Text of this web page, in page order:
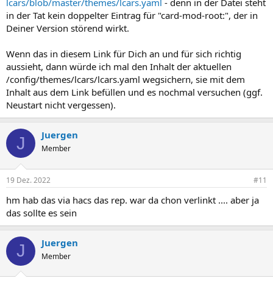
lcars/blob/master/themes/lcars.yaml - denn in der Datei steht
in der Tat kein doppelter Eintrag für "card-mod-root:", der in
Deiner Version störend wirkt.
Wenn das in diesem Link für Dich an und für sich richtig
aussieht, dann würde ich mal den Inhalt der aktuellen
/config/themes/lcars/lcars.yaml wegsichern, sie mit dem
Inhalt aus dem Link befüllen und es nochmal versuchen (ggf.
Neustart nicht vergessen).
J Juergen
Member
19 Dez. 2022 #11
hm hab das via hacs das rep. war da chon verlinkt .... aber ja
das sollte es sein
J Juergen
Member